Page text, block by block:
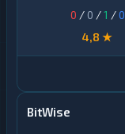
0 / 0 /1 /0
4,8 ★
BitWise